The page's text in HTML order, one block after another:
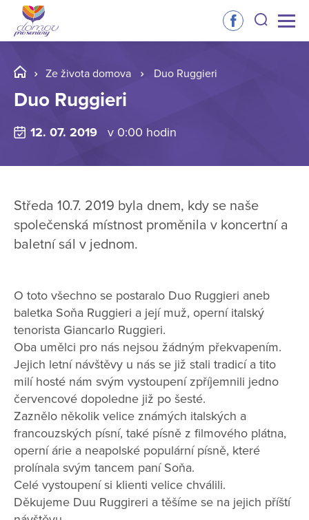
Ze života domova Duo Ruggieri
Duo Ruggieri
12. 07. 2019 v 0:00 hodin
Středa 10.7. 2019 byla dnem, kdy se naše
společenská místnost proměnila v koncertní a
baletní sál v jednom.
O toto všechno se postaralo Duo Ruggieri aneb
baletka Soňa Ruggieri a její muž, operní­ italský
tenorista Giancarlo Ruggieri.
Oba umělci pro nás nejsou žádným překvapením.
Jejich letní návštěvy u nás se již stali tradicí a tito
milí hosté nám svým vystoupení zpříjemnili jedno
červencové dopoledne již po šesté.
Zaznělo několik velice známých italských a
francouzských písní, také písně z filmového plátna,
operní árie a neapolské populární písně, které
prolínala svým tancem paní Soňa.
Celé vystoupení si klienti velice chválili.
Děkujeme Duu Ruggireri a těšíme se na jejich příští